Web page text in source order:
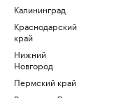
Калининград
Краснодарский
край
Нижний
Новгород
Пермский край